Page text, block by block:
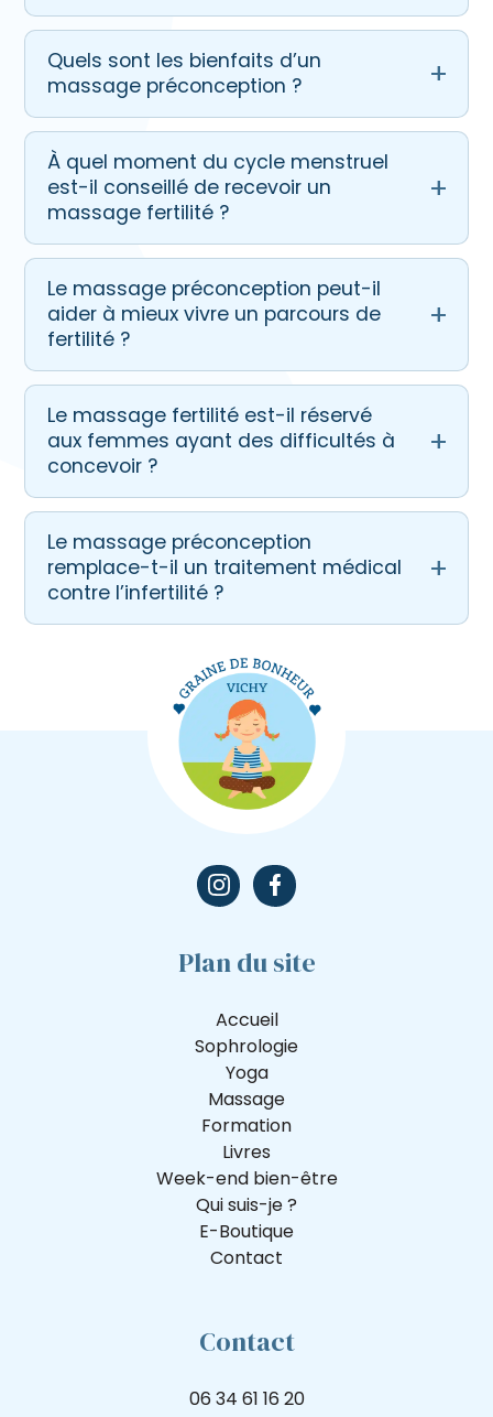
Quels sont les bienfaits d’un
massage préconception ?
À quel moment du cycle menstruel
est-il conseillé de recevoir un
massage fertilité ?
Le massage préconception peut-il
aider à mieux vivre un parcours de
fertilité ?
Le massage fertilité est-il réservé
aux femmes ayant des difficultés à
concevoir ?
Le massage préconception
remplace-t-il un traitement médical
contre l’infertilité ?
Plan du site
Accueil
Sophrologie
Yoga
Massage
Formation
Livres
Week-end bien-être
Qui suis-je ?
E-Boutique
Contact
Contact
06 34 61 16 20